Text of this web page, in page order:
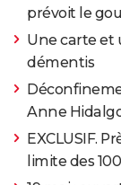
prévoit le
Une carte et
démentis
Anne
EXCLUSIF.
limite des